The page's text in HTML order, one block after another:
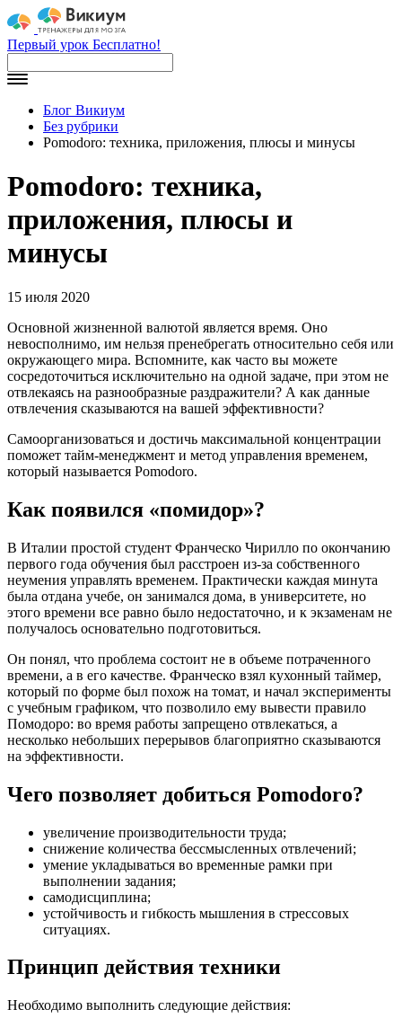
Первый урок Бесплатно!
Блог Викиум
Без рубрики
Pomodoro: техника, приложения, плюсы и минусы
Pomodoro: техника,
приложения, плюсы и
минусы
15 июля 2020
Основной жизненной валютой является время. Оно
невосполнимо, им нельзя пренебрегать относительно себя или
окружающего мира. Вспомните, как часто вы можете
сосредоточиться исключительно на одной задаче, при этом не
отвлекаясь на разнообразные раздражители? А как данные
отвлечения сказываются на вашей эффективности?
Самоорганизоваться и достичь максимальной концентрации
поможет тайм-менеджмент и метод управления временем,
который называется Pomodoro.
Как появился «помидор»?
В Италии простой студент Франческо Чирилло по окончанию
первого года обучения был расстроен из-за собственного
неумения управлять временем. Практически каждая минута
была отдана учебе, он занимался дома, в университете, но
этого времени все равно было недостаточно, и к экзаменам не
получалось основательно подготовиться.
Он понял, что проблема состоит не в объеме потраченного
времени, а в его качестве. Франческо взял кухонный таймер,
который по форме был похож на томат, и начал эксперименты
с учебным графиком, что позволило ему вывести правило
Помодоро: во время работы запрещено отвлекаться, а
несколько небольших перерывов благоприятно сказываются
на эффективности.
Чего позволяет добиться Pomodoro?
увеличение производительности труда;
снижение количества бессмысленных отвлечений;
умение укладываться во временные рамки при
выполнении задания;
самодисциплина;
устойчивость и гибкость мышления в стрессовых
ситуациях.
Принцип действия техники
Необходимо выполнить следующие действия: